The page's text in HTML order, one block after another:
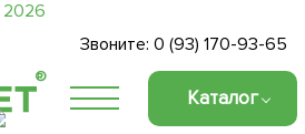
Звоните:0 (93) 170-93-65
®
Каталог